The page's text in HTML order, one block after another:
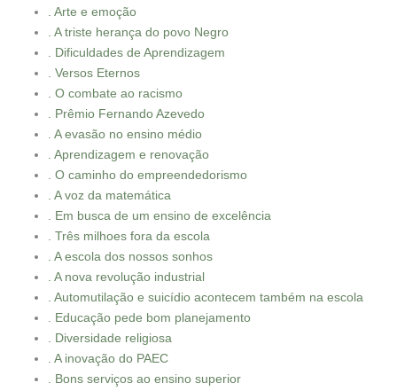
. Arte e emoção
. A triste herança do povo Negro
. Dificuldades de Aprendizagem
. Versos Eternos
. O combate ao racismo
. Prêmio Fernando Azevedo
. A evasão no ensino médio
. Aprendizagem e renovação
. O caminho do empreendedorismo
. A voz da matemática
. Em busca de um ensino de excelência
. Três milhoes fora da escola
. A escola dos nossos sonhos
. A nova revolução industrial
. Automutilação e suicídio acontecem também na escola
. Educação pede bom planejamento
. Diversidade religiosa
. A inovação do PAEC
. Bons serviços ao ensino superior